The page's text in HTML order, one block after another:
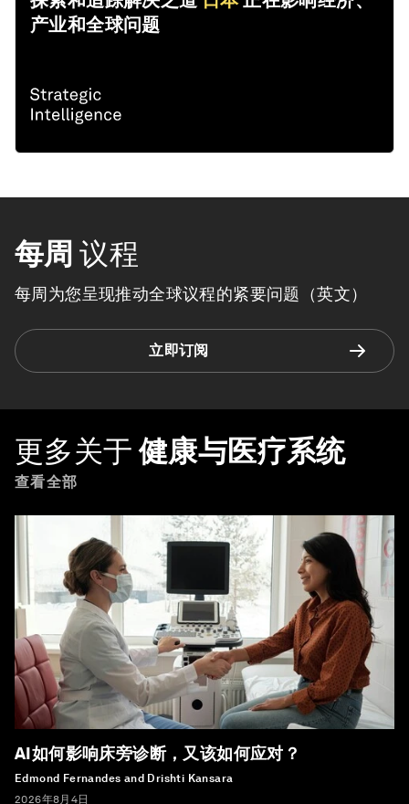
产业和全球问题
每周 议程
每周为您呈现推动全球议程的紧要问题（英文）
立即订阅
更多关于 健康与医疗系统
查看全部
AI如何影响床旁诊断，又该如何应对？
Edmond Fernandes and Drishti Kansara
2026年8月4日